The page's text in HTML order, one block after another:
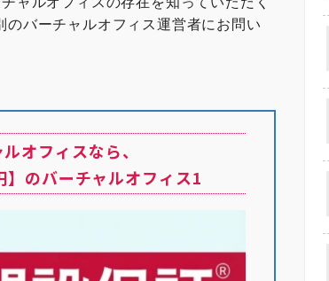
バーチャルオフィス運営者にお問い
オフィスなら、
のバーチャルオフィス1